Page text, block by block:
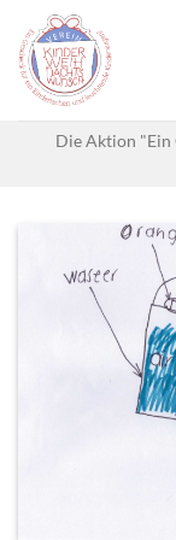
content
Die Aktion "Ein